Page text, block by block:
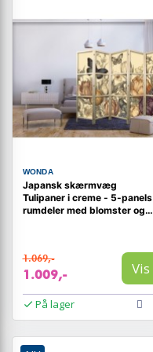
WONDA
Japansk skærmvæg
Tulipaner i creme - 5-panels
rumdeler med blomster og
1.069,-
1.009,- Vis
På lager